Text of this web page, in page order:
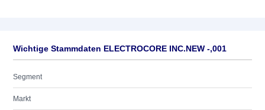
Wichtige Stammdaten ELECTROCORE INC.NEW -,001
Segment
Markt